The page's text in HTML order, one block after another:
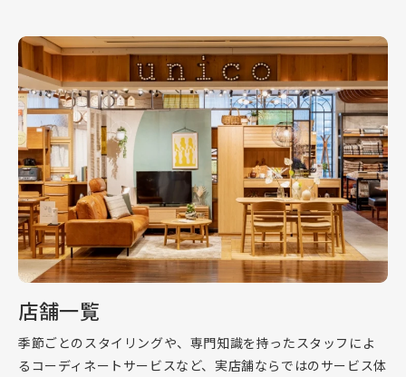
店舗一覧
季節ごとのスタイリングや、専門知識を持ったスタッフによ
るコーディネートサービスなど、実店舗ならではのサービス体